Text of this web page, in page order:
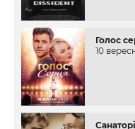
Голос
10